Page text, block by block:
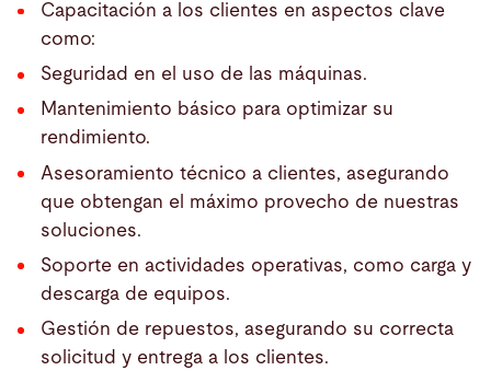
Capacitación a los clientes en aspectos clave
como:
Seguridad en el uso de las máquinas.
Mantenimiento básico para optimizar su
rendimiento.
Asesoramiento técnico a clientes, asegurando
que obtengan el máximo provecho de nuestras
soluciones.
Soporte en actividades operativas, como carga y
descarga de equipos.
Gestión de repuestos, asegurando su correcta
solicitud y entrega a los clientes.